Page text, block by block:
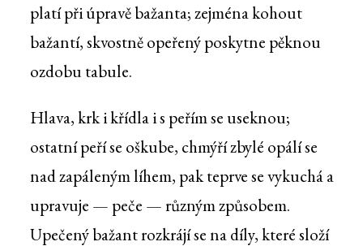
platí při úpravě bažanta; zejména kohout
bažantí, skvostně opeřený poskytne pěknou
ozdobu tabule.
Hlava, krk i křídla i s peřím se useknou;
ostatní peří se oškube, chmýří zbylé opálí se
nad zapáleným líhem, pak teprve se vykuchá a
upravuje — peče — různým způsobem.
Upečený bažant rozkrájí se na díly, které složí